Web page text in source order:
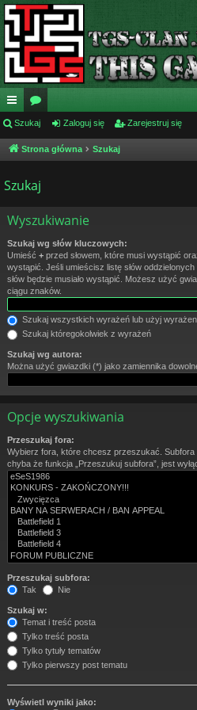
ię
ce
or
a
Szukaj Zaloguj się Zarejestruj się
Strona główna Szukaj
Szukaj
Wyszukiwanie
Szukaj wg słów kluczowych:
Umieść + przed słowem, które musi wystąpić
wystąpić. Jeśli umieścisz listę słów oddzielonych
słów będzie musiało wystąpić. Możesz użyć
ciągu znaków.
Szukaj wszystkich wyrażeń lub użyj
Szukaj któregokolwiek z wyrażeń
Szukaj wg autora:
Można użyć gwiazdki (*) jako zamiennika
Opcje wyszukiwania
Przeszukaj fora:
Wybierz fora, które chcesz przeszukać.
chyba że funkcja „Przeszukuj subfora”, jest
Przeszukaj subfora:
Tak
Nie
Szukaj w:
Temat i treść posta
Tylko treść posta
Tylko tytuły tematów
Tylko pierwszy post tematu
Wyświetl wyniki jako: